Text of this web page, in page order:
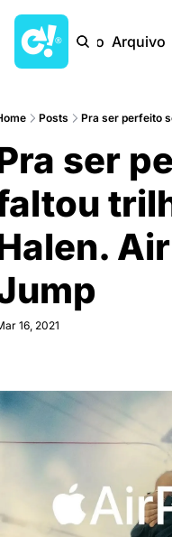
Início Arquivo
Posts Pra ser perfeito
ser
16, 2021